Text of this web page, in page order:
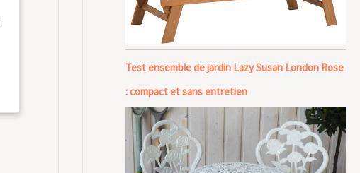
Test ensemble de jardin Lazy Susan London Rose
: compact et sans entretien